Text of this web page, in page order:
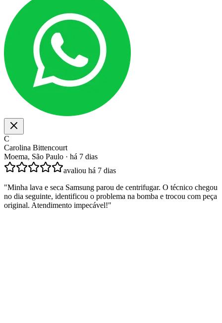
C
Carolina Bittencourt
Moema, São Paulo · há 7 dias
avaliou há 7 dias
"Minha lava e seca Samsung parou de centrifugar. O técnico chegou
no dia seguinte, identificou o problema na bomba e trocou com peça
original. Atendimento impecável!"